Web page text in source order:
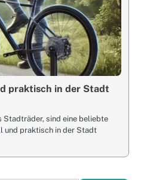
praktisch in der Stadt
Stadträder, sind eine beliebte
und praktisch in der Stadt